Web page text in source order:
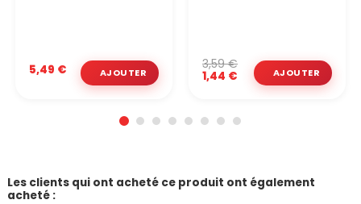
5,49 € 1,44 €
3,59 €
Les clients qui ont acheté ce produit ont également
acheté :